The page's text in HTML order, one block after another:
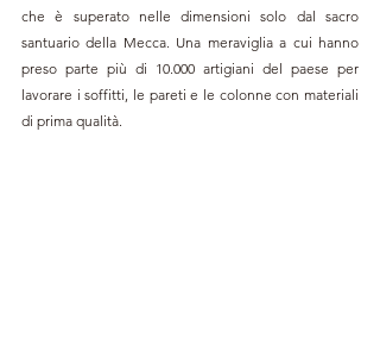
che è superato nelle dimensioni solo dal sacro
santuario della Mecca. Una meraviglia a cui hanno
preso parte più di 10.000 artigiani del paese per
lavorare i soffitti, le pareti e le colonne con materiali
di prima qualità.